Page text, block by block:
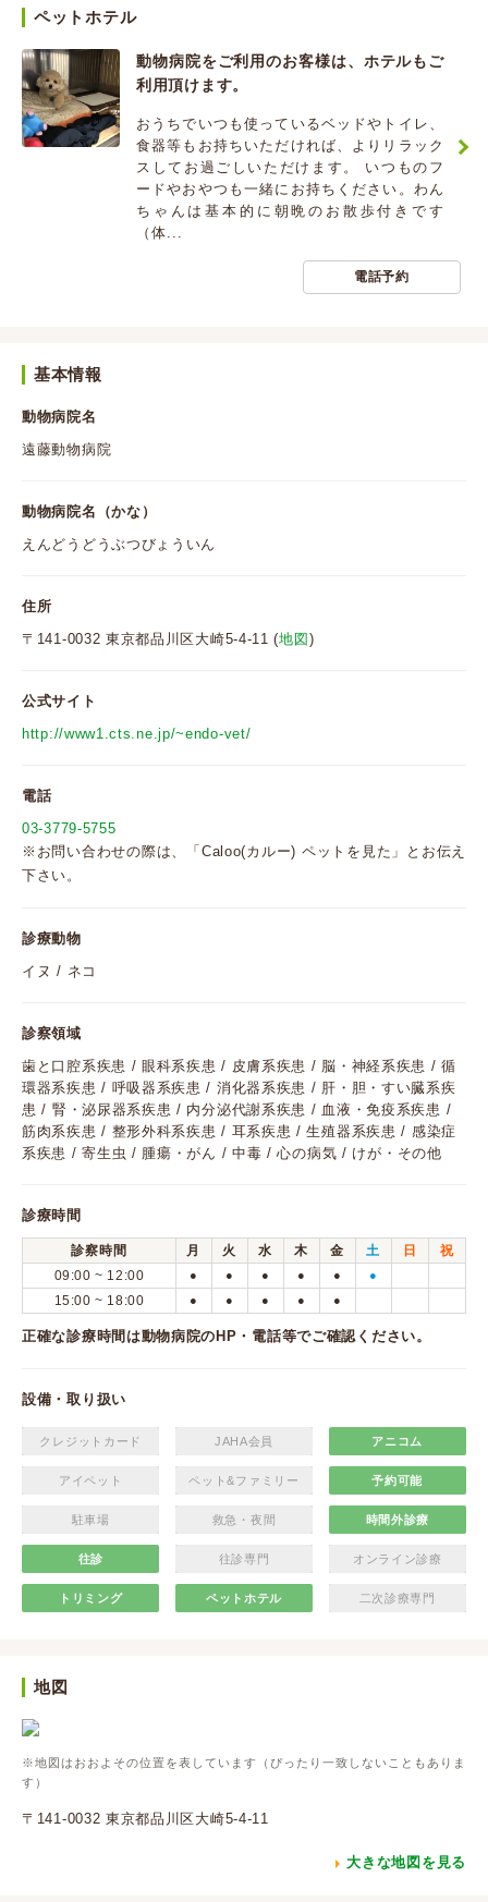
ペットホテル
動物病院をご利用のお客様は、ホテルもご
利用頂けます。
おうちでいつも使っているベッドやトイレ、
食器等もお持ちいただければ、よりリラック
スしてお過ごしいただけます。 いつものフ
ードやおやつも一緒にお持ちください。わん
ちゃんは基本的に朝晩のお散歩付きです
（体...
電話予約
基本情報
動物病院名
遠藤動物病院
動物病院名（かな）
えんどうどうぶつびょういん
住所
〒141-0032 東京都品川区大崎5-4-11 (地図 )
公式サイト
http://www1.cts.ne.jp/~endo-vet/
電話
03-3779-5755
※お問い合わせの際は、「Caloo(カルー) ペットを見た」とお伝え
下さい。
診療動物
イヌ / ネコ
診察領域
歯と口腔系疾患 / 眼科系疾患 / 皮膚系疾患 / 脳・神経系疾患 / 循
環器系疾患 / 呼吸器系疾患 / 消化器系疾患 / 肝・胆・すい臓系疾
患 / 腎・泌尿器系疾患 / 内分泌代謝系疾患 / 血液・免疫系疾患 /
筋肉系疾患 / 整形外科系疾患 / 耳系疾患 / 生殖器系疾患 / 感染症
系疾患 / 寄生虫 / 腫瘍・がん / 中毒 / 心の病気 / けが・その他
診療時間
診察時間 月 火 水 木 金 土 日
祝
09:00 ~ 12:00
● ● ● ● ● ●
15:00 ~ 18:00 ● ● ● ● ●
正確な診療時間は動物病院のHP・電話等でご確認ください。
設備・取り扱い
クレジットカード JAHA会員 アニコム
アイペット ペット&ファミリー 予約可能
駐車場 救急・夜間 時間外診療
往診 往診専門 オンライン診療
トリミング ペットホテル 二次診療専門
地図
※地図はおおよその位置を表しています（ぴったり一致しないこともありま
す）
〒141-0032 東京都品川区大崎5-4-11
大きな地図を見る